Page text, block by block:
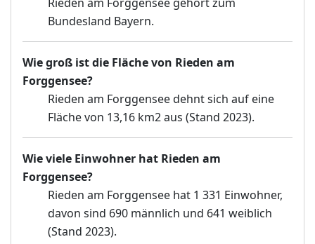
Bundesland Bayern.
Wie groß ist die Fläche von Rieden am
Forggensee?
Rieden am Forggensee dehnt sich auf eine
Fläche von 13,16 km2 aus (Stand 2023).
Wie viele Einwohner hat Rieden am
Forggensee?
Rieden am Forggensee hat 1 331 Einwohner,
davon sind 690 männlich und 641 weiblich
(Stand 2023).